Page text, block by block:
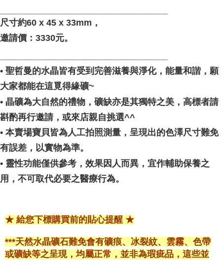
尺寸約60 x 45 x 33mm，
邀請價：3330元。
• 聖哲曼的水晶皆有受到完善滋養與淨化，能量和諧，願
大家都能在這覓得緣礦~
• 晶礦為大自然的禮物，礦缺亦是其獨特之美，高標者請
斟酌再行邀請，或來店親自挑選^^
• 本賣場寶貝皆為人工拍照測量，呈現出的色澤尺寸難免
有誤差，以實物為準。
• 靈性功能僅供參考，效果因人而異，宜作輔助保養之
用，不可取代必要之醫療行為。
★ 給您下標購買前的貼心提醒 ★
***天然水晶礦石難免會有礦痕、冰裂紋、雲霧、色帶
或礦缺等之呈現，均屬正常，並非為瑕疵品，這些並